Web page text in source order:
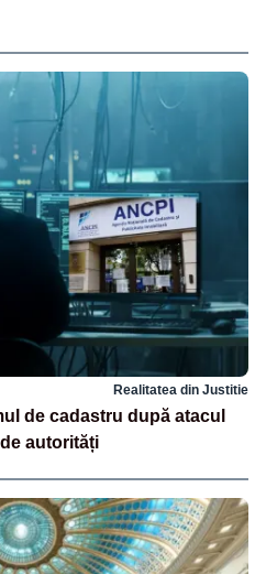
Realitatea din Justitie
de cadastru după atacul
autorități